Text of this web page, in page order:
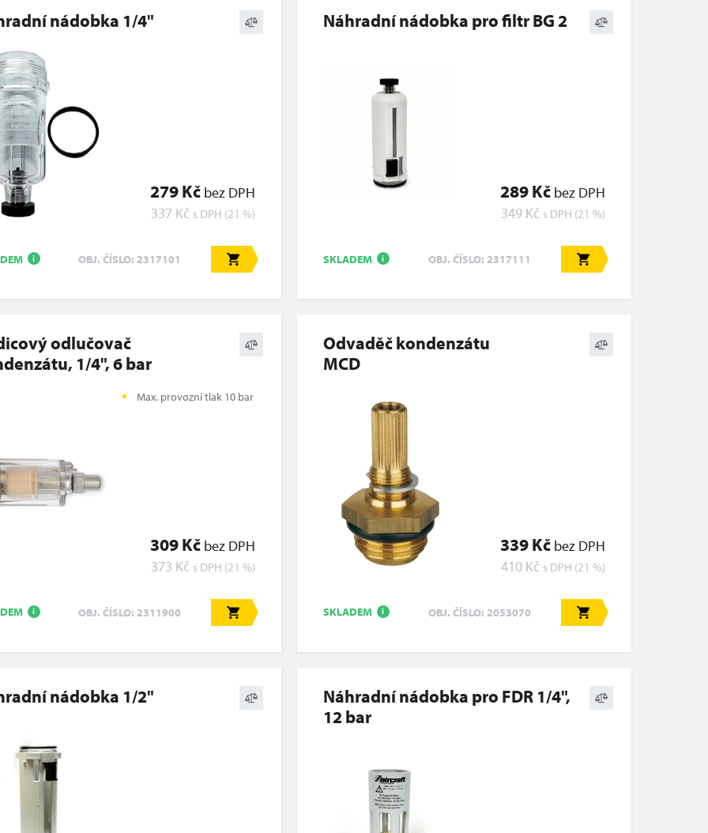
nádobka 1/4"
279 Kč bez DPH
337 Kč s DPH (21 %)
i OBJ. ČÍSLO: 2317101
Náhradní nádobka pro filtr BG 2
289 Kč bez DPH
349 Kč s DPH (21 %)
SKLADEM i OBJ. ČÍSLO: 2317111
odlučovač
1/4", 6 bar
Max. provozní tlak 10 bar
309 Kč bez DPH
373 Kč s DPH (21 %)
i OBJ. ČÍSLO: 2311900
Odvaděč kondenzátu
MCD
339 Kč bez DPH
410 Kč s DPH (21 %)
SKLADEM i OBJ. ČÍSLO: 2053070
nádobka 1/2"
Náhradní nádobka pro FDR 1/4",
12 bar